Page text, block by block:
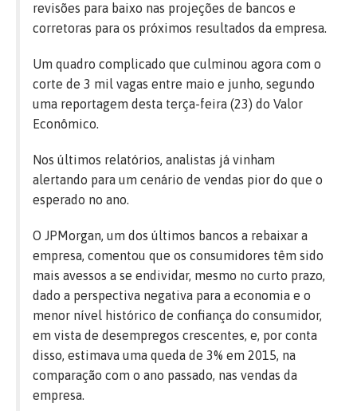
revisões para baixo nas projeções de bancos e
corretoras para os próximos resultados da empresa.
Um quadro complicado que culminou agora com o
corte de 3 mil vagas entre maio e junho, segundo
uma reportagem desta terça-feira (23) do Valor
Econômico.
Nos últimos relatórios, analistas já vinham
alertando para um cenário de vendas pior do que o
esperado no ano.
O JPMorgan, um dos últimos bancos a rebaixar a
empresa, comentou que os consumidores têm sido
mais avessos a se endividar, mesmo no curto prazo,
dado a perspectiva negativa para a economia e o
menor nível histórico de confiança do consumidor,
em vista de desempregos crescentes, e, por conta
disso, estimava uma queda de 3% em 2015, na
comparação com o ano passado, nas vendas da
empresa.